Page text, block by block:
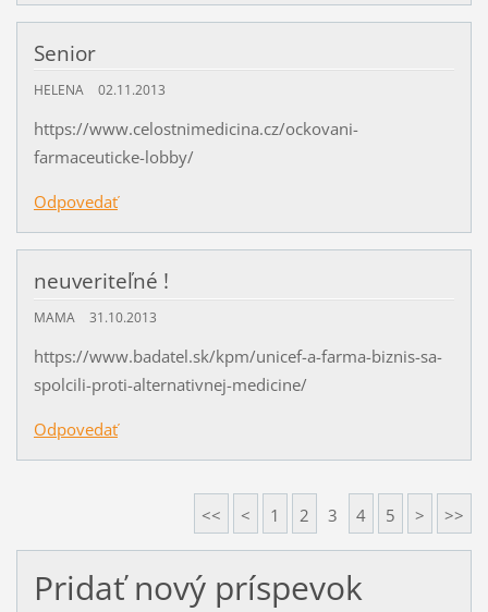
Senior
HELENA 02.11.2013
https://www.celostnimedicina.cz/ockovani-
farmaceuticke-lobby/
Odpovedať
neuveriteľné !
MAMA 31.10.2013
https://www.badatel.sk/kpm/unicef-a-farma-biznis-sa-
spolcili-proti-alternativnej-medicine/
Odpovedať
<< < 1 2 3 4 5 > >>
Pridať nový príspevok